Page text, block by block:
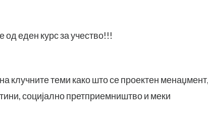
еден курс за учество!!!
клучните теми како што се проектен
социјално претприемништво и меки